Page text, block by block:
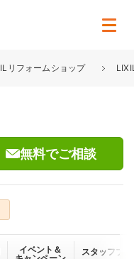
リフォームショップ
無料でご相談
イベント＆
スタッフブ